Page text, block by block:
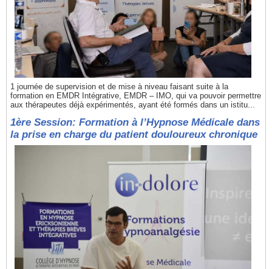
1 journée de supervision et de mise à niveau faisant suite à la
formation en EMDR Intégrative, EMDR – IMO, qui va pouvoir permettre
aux thérapeutes déjà expérimentés, ayant été formés dans un istitu...
1ère Session: Formation à l’Hypnose Médicale dans
la prise en charge du patient douloureux chronique